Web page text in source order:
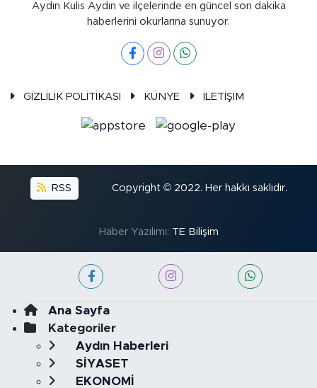
Aydın Kulis Aydın ve ilçelerinde en güncel son dakika
haberlerini okurlarına sunuyor.
GİZLİLİK POLİTİKASI KÜNYE İLETİŞİM
RSS Copyright © 2022. Her hakkı saklıdır.
Haber Yazılımı: TE Bilişim
Ana Sayfa
Kategoriler
Aydın Haberleri
SİYASET
EKONOMİ